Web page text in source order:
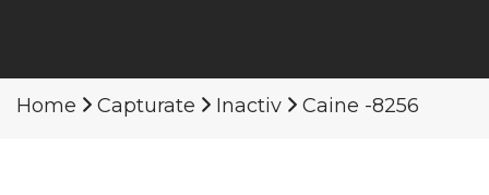
Home Capturate Inactiv Caine -8256